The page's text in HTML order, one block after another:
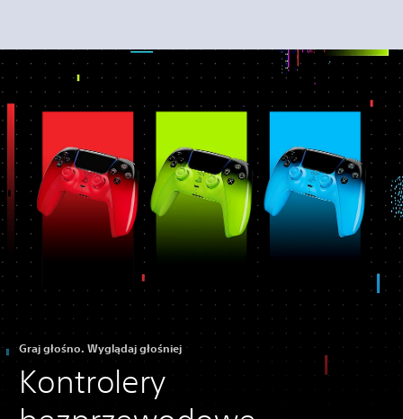
Graj głośno. Wyglądaj głośniej
Kontrolery